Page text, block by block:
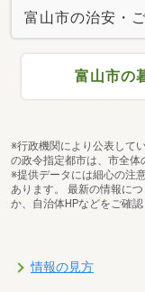
富山市の治安・
富山市の
※行政機関により公表して
の政令指定都市は、市全体
※提供データには細心の注
あります。 最新の情報に
か、自治体HPなどをご確認
情報の見方